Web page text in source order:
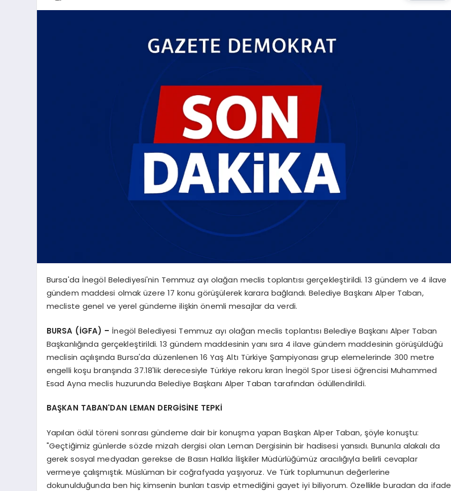
Bursa'da İnegöl Belediyesi'nin Temmuz ayı olağan meclis toplantısı gerçekleştirildi. 13 gündem ve 4 ilave
gündem maddesi olmak üzere 17 konu görüşülerek karara bağlandı. Belediye Başkanı Alper Taban,
mecliste genel ve yerel gündeme ilişkin önemli mesajlar da verdi.
BURSA (İGFA) – İnegöl Belediyesi Temmuz ayı olağan meclis toplantısı Belediye Başkanı Alper Taban
Başkanlığında gerçekleştirildi. 13 gündem maddesinin yanı sıra 4 ilave gündem maddesinin görüşüldüğü
meclisin açılışında Bursa'da düzenlenen 16 Yaş Altı Türkiye Şampiyonası grup elemelerinde 300 metre
engelli koşu branşında 37.18'lik derecesiyle Türkiye rekoru kıran İnegöl Spor Lisesi öğrencisi Muhammed
Esad Ayna meclis huzurunda Belediye Başkanı Alper Taban tarafından ödüllendirildi.
BAŞKAN TABAN'DAN LEMAN DERGİSİNE TEPKİ
Yapılan ödül töreni sonrası gündeme dair bir konuşma yapan Başkan Alper Taban, şöyle konuştu:
"Geçtiğimiz günlerde sözde mizah dergisi olan Leman Dergisinin bir hadisesi yansıdı. Bununla alakalı da
gerek sosyal medyadan gerekse de Basın Halkla İlişkiler Müdürlüğümüz aracılığıyla belirli cevaplar
vermeye çalışmıştık. Müslüman bir coğrafyada yaşıyoruz. Ve Türk toplumunun değerlerine
dokunulduğunda ben hiç kimsenin bunları tasvip etmediğini gayet iyi biliyorum. Özellikle buradan da ifade